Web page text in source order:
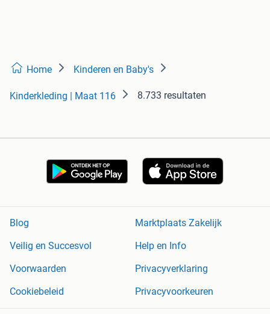
Home Kinderen en Baby's
Kinderkleding | Maat 116 8.733 resultaten
Blog
Marktplaats Zakelijk
Veilig en Succesvol
Help en Info
Voorwaarden
Privacyverklaring
Cookiebeleid
Privacyvoorkeuren